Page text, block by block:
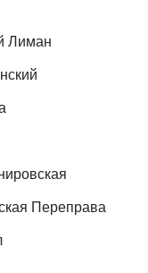
Лиман
Переправа